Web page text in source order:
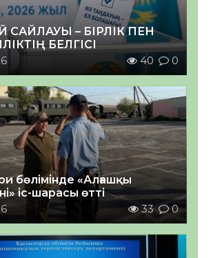
САЙЛАУЫ – БІРЛІК ПЕН
БЕЛГІСІ
40 0
бөлімінде «Алғашқы
іс-шарасы өтті
33 0